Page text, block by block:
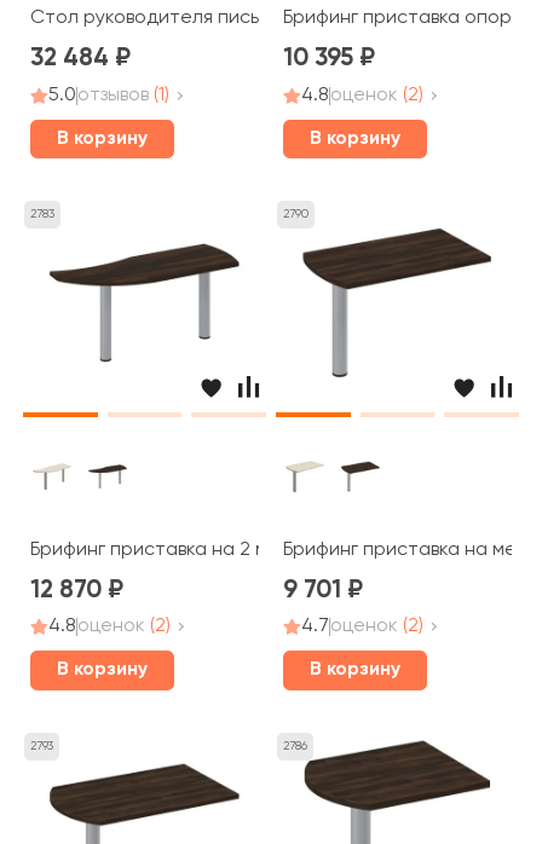
Стол руководителя письменный 200x90x75 Борн
32 484
5.0отзывов (1)
В корзину
Брифинг приставка опора
10 395
4.8оценок (2)
В корзину
2783
Брифинг приставка на 2 металлических опорах
12 870
4.8оценок (2)
В корзину
2790
Брифинг приставка на
9 701
4.7оценок (2)
В корзину
2793 2786